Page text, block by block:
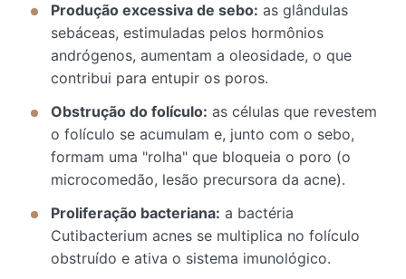
Produção excessiva de sebo: as glândulas
sebáceas, estimuladas pelos hormônios
andrógenos, aumentam a oleosidade, o que
contribui para entupir os poros.
Obstrução do folículo: as células que revestem
o folículo se acumulam e, junto com o sebo,
formam uma "rolha" que bloqueia o poro (o
microcomedão, lesão precursora da acne).
Proliferação bacteriana: a bactéria
Cutibacterium acnes se multiplica no folículo
obstruído e ativa o sistema imunológico.